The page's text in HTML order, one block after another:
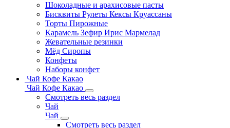
Шоколадные и арахисовые пасты
Бисквиты Рулеты Кексы Круассаны
Торты Пирожные
Карамель Зефир Ирис Мармелад
Жевательные резинки
Мёд Сиропы
Конфеты
Наборы конфет
Чай Кофе Какао
Чай Кофе Какао
Смотреть весь раздел
Чай
Чай
Смотреть весь раздел